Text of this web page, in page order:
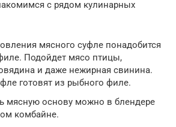
с рядом кулинарных
мясного суфле понадобится
Подойдет мясо птицы,
и даже нежирная свинина.
готовят из рыбного филе.
мясную основу можно в блендере
комбайне.